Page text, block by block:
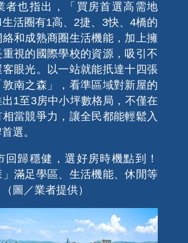
者也指出，「買房首選高需地
活圈有1高、2捷、3快、4橋的
絡和成熟商圈生活機能，加上擁
視的國際學校的資源，吸引不
眼光。以一站就能扺達十四張
南之森」，看準區域對新屋的
1至3房中小坪數格局，不僅在
當競爭力，讓全民都能輕鬆入
選。
歸穩健，選好房時機點到！
」滿足學區、生活機能、休閒等
圖／業者提供）